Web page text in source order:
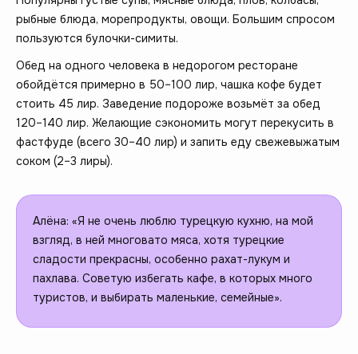
рыбные блюда, морепродукты, овощи. Большим спросом
пользуются булочки-симиты.
Обед на одного человека в недорогом ресторане
обойдётся примерно в 50–100 лир, чашка кофе будет
стоить 45 лир. Заведение подороже возьмёт за обед
120–140 лир. Желающие сэкономить могут перекусить в
фастфуде (всего 30–40 лир) и запить еду свежевыжатым
соком (2–3 лиры).
Алёна: «Я не очень люблю турецкую кухню, на мой
взгляд, в ней многовато мяса, хотя турецкие
сладости прекрасны, особенно рахат-лукум и
пахлава. Советую избегать кафе, в которых много
туристов, и выбирать маленькие, семейные».